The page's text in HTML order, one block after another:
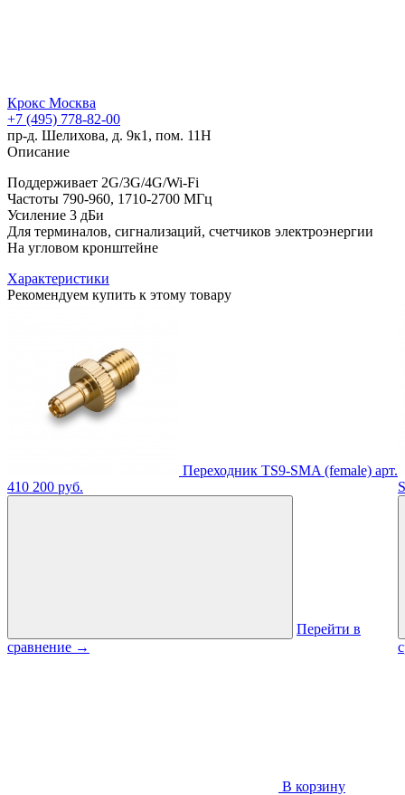
Крокс Москва
+7 (495) 778-82-00
пр-д. Шелихова, д. 9к1, пом. 11Н
Описание
Поддерживает 2G/3G/4G/Wi-Fi
Частоты 790-960, 1710-2700 МГц
Усиление 3 дБи
Для терминалов, сигнализаций, счетчиков электроэнергии
На угловом кронштейне
Характеристики
Рекомендуем купить к этому товару
Переходник TS9-SMA (female) арт.
410 200 руб.
Перейти в
сравнение →
В корзину